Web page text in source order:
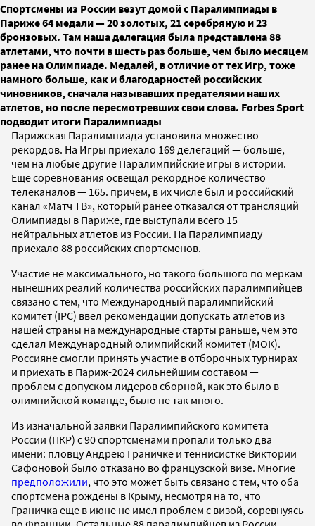
Спортсмены из России везут домой с Паралимпиады в
Париже 64 медали — 20 золотых, 21 серебряную и 23
бронзовых. Там наша делегация была представлена 88
атлетами, что почти в шесть раз больше, чем было месяцем
ранее на Олимпиаде. Медалей, в отличие от тех Игр, тоже
намного больше, как и благодарностей российских
чиновников, сначала называвших предателями наших
атлетов, но после пересмотревших свои слова. Forbes Sport
подводит итоги Паралимпиады
Парижская Паралимпиада установила множество
рекордов. На Игры приехало 169 делегаций — больше,
чем на любые другие Паралимпийские игры в истории.
Еще соревнования освещал рекордное количество
телеканалов — 165. причем, в их числе был и российский
канал «Матч ТВ», который ранее отказался от трансляций
Олимпиады в Париже, где выступали всего 15
нейтральных атлетов из России. На Паралимпиаду
приехало 88 российских спортсменов.
Участие не максимального, но такого большого по меркам
нынешних реалий количества российских паралимпийцев
связано с тем, что Международный паралимпийский
комитет (IPC) ввел рекомендации допускать атлетов из
нашей страны на международные старты раньше, чем это
сделал Международный олимпийский комитет (МОК).
Россияне смогли принять участие в отборочных турнирах
и приехать в Париж-2024 сильнейшим составом —
проблем с допуском лидеров сборной, как это было в
олимпийской команде, было не так много.
Из изначальной заявки Паралимпийского комитета
России (ПКР) с 90 спортсменами пропали только два
имени: пловцу Андрею Граничке и теннисистке Виктории
Сафоновой было отказано во французской визе. Многие
предположили, что это может быть связано с тем, что оба
спортсмена рождены в Крыму, несмотря на то, что
Граничка еще в июне не имел проблем с визой, соревнуясь